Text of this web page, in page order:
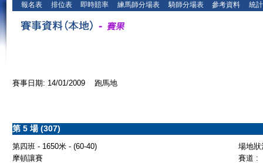
報名表 排位表 即時賠率 練馬師分場表 騎師分場表 參考資料 統
賽事日期: 14/01/2009 跑馬地
第 5 場 (307)
第四班 - 1650米 - (60-40)
場地
摩頓讓賽
賽道 :